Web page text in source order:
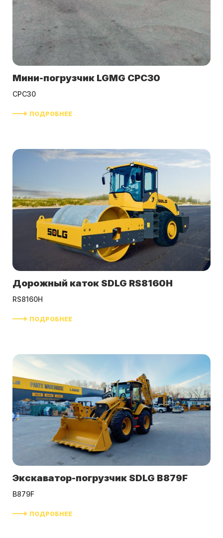
Мини-погрузчик LGMG CPC30
CPC30
ПОДРОБНЕЕ
Дорожный каток SDLG RS8160H
RS8160H
ПОДРОБНЕЕ
Экскаватор-погрузчик SDLG B879F
B879F
ПОДРОБНЕЕ